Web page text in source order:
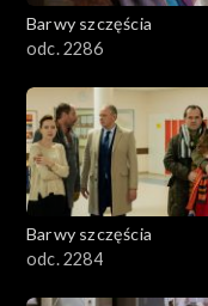
Barwy szczęścia
odc. 2286
Barwy szczęścia
odc. 2284